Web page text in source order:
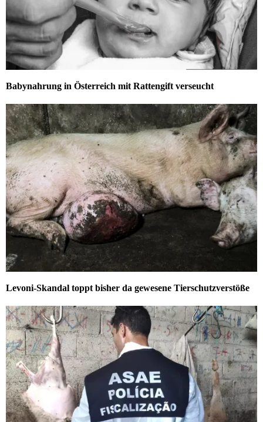
Babynahrung in Österreich mit Rattengift verseucht
Levoni-Skandal toppt bisher da gewesene Tierschutzverstöße